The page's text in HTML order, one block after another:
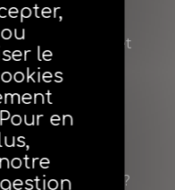
Entreprendre et
adhérer ?
le
en